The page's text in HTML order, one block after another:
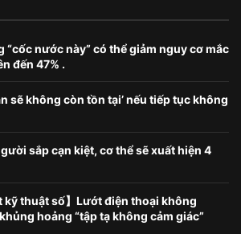
nước này” có thể giảm nguy cơ mắc
đến 47% .
sẽ không còn tồn tại’ nếu tiếp tục không
sắp cạn kiệt, cơ thể sẽ xuất hiện 4
kỹ thuật số】Lướt điện thoại không
hoảng “tập tạ không cảm giác”